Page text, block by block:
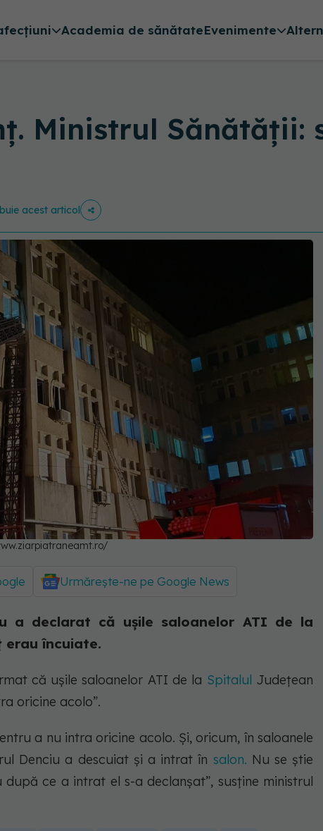
Academia de sănătateEvenimente
Ministrul Sănătății:
acest articol
Urmărește-ne pe Google News
a declarat că ușile saloanelor ATI de la
erau încuiate.
că ușile saloanelor ATI de la Spitalul Județean
oricine acolo”.
a nu intra oricine acolo. Și, oricum, în saloanele
Denciu a descuiat și a intrat în salon. Nu se știe
ce a intrat el s-a declanșat”, susține ministrul